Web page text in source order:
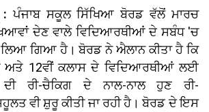
: ਪੰਜਾਬ ਸਕੂਲ ਸਿੱਖਿਆ ਬੋਰਡ ਵੱਲੋਂ ਮਾਰਚ
ਦੇਣ ਵਾਲੇ ਵਿਦਿਆਰਥੀਆਂ ਦੇ ਸਬੰਧ 'ਚ
ਗਿਆ ਹੈ। ਬੋਰਡ ਨੇ ਐਲਾਨ ਕੀਤਾ ਹੈ ਕਿ
ਅਤੇ 12ਵੀਂ ਕਲਾਸ ਦੇ ਵਿਦਿਆਰਥੀਆਂ ਲਈ
ਰੀ-ਚੈਕਿਗ ਦੇ ਨਾਲ-ਨਾਲ ਹੁਣ ਰੀ-
ਵੀ ਸ਼ੁਰੂ ਕੀਤੀ ਜਾ ਰਹੀ ਹੈ। ਬੋਰਡ ਦੇ ਇਸ